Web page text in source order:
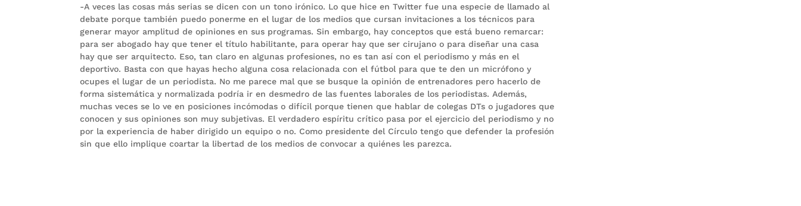
-A veces las cosas más serias se dicen con un tono irónico. Lo que hice en Twitter fue una especie de llamado al
debate porque también puedo ponerme en el lugar de los medios que cursan invitaciones a los técnicos para
generar mayor amplitud de opiniones en sus programas. Sin embargo, hay conceptos que está bueno remarcar:
para ser abogado hay que tener el título habilitante, para operar hay que ser cirujano o para diseñar una casa
hay que ser arquitecto. Eso, tan claro en algunas profesiones, no es tan así con el periodismo y más en el
deportivo. Basta con que hayas hecho alguna cosa relacionada con el fútbol para que te den un micrófono y
ocupes el lugar de un periodista. No me parece mal que se busque la opinión de entrenadores pero hacerlo de
forma sistemática y normalizada podría ir en desmedro de las fuentes laborales de los periodistas. Además,
muchas veces se lo ve en posiciones incómodas o difícil porque tienen que hablar de colegas DTs o jugadores que
conocen y sus opiniones son muy subjetivas. El verdadero espíritu crítico pasa por el ejercicio del periodismo y no
por la experiencia de haber dirigido un equipo o no. Como presidente del Círculo tengo que defender la profesión
sin que ello implique coartar la libertad de los medios de convocar a quiénes les parezca.